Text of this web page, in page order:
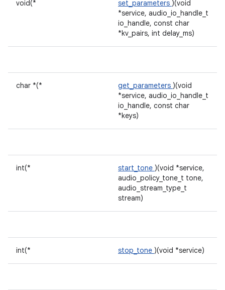
void(* set_parameters )(void
*service, audio_io_handle_t
io_handle, const char
*kv_pairs, int delay_ms)
char *(* get_parameters )(void
*service, audio_io_handle_t
io_handle, const char
*keys)
int(* start_tone )(void *service,
audio_policy_tone_t tone,
audio_stream_type_t
stream)
int(* stop_tone )(void *service)